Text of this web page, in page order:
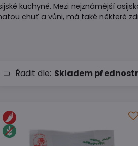
kuchyně. Mezi nejznámější
chuť a vůni, má také některé
Řadit dle: Skladem